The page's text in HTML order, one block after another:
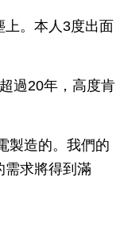
。本人3度出面
過20年，高度肯
製造的。我們的
需求將得到滿